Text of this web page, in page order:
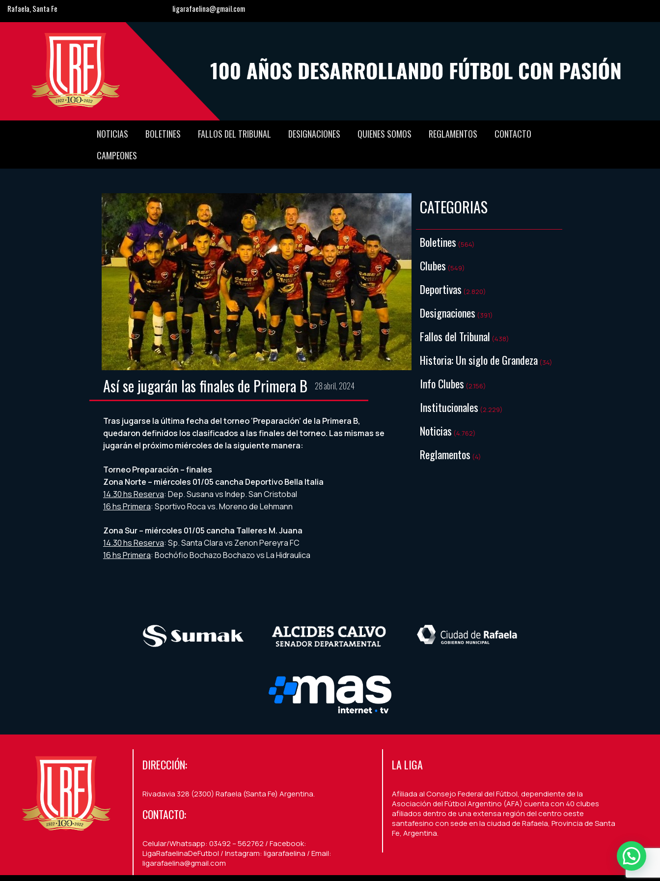
Rafaela, Santa Fe ligarafaelina@gmail.com
NOTICIAS BOLETINES FALLOS DEL TRIBUNAL DESIGNACIONES QUIENES SOMOS REGLAMENTOS
CONTACTO
CAMPEONES
Así se jugarán las finales de Primera B 28 abril, 2024
Tras jugarse la última fecha del torneo ‘Preparación’ de la Primera B,
quedaron definidos los clasificados a las finales del torneo. Las mismas se
jugarán el próximo miércoles de la siguiente manera:
Torneo Preparación – finales
Zona Norte – miércoles 01/05 cancha Deportivo Bella Italia
14.30 hs Reserva: Dep. Susana vs Indep. San Cristobal
16 hs Primera: Sportivo Roca vs. Moreno de Lehmann
Zona Sur – miércoles 01/05 cancha Talleres M. Juana
14.30 hs Reserva: Sp. Santa Clara vs Zenon Pereyra FC
16 hs Primera: Bochófio Bochazo Bochazo vs La Hidraulica
CATEGORIAS
Boletines (564)
Clubes (549)
Deportivas (2.820)
Designaciones (391)
Fallos del Tribunal (438)
Historia: Un siglo de Grandeza (34)
Info Clubes (2.156)
Institucionales (2.229)
Noticias (4.762)
Reglamentos (4)
DIRECCIÓN:
Rivadavia 328 (2300) Rafaela (Santa Fe) Argentina.
CONTACTO:
Celular/Whatsapp: 03492 – 562762 / Facebook:
LigaRafaelinaDeFutbol / Instagram: ligarafaelina / Email:
ligarafaelina@gmail.com
LA LIGA
Afiliada al Consejo Federal del Fútbol, dependiente de la
Asociación del Fútbol Argentino (AFA) cuenta con 40 clubes
afiliados dentro de una extensa región del centro oeste
santafesino con sede en la ciudad de Rafaela, Provincia de Santa
Fe, Argentina.